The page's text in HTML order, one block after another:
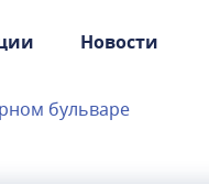
Новости
бульваре